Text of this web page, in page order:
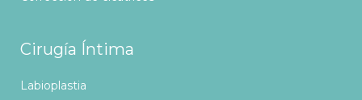
Cirugía Íntima
Labioplastia